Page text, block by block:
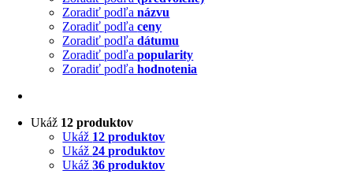
Zoradiť podľanázvu
Zoradiť podľaceny
Zoradiť podľadátumu
Zoradiť podľapopularity
Zoradiť podľahodnotenia
Ukáž 12 produktov
Ukáž 12 produktov
Ukáž24 produktov
Ukáž36 produktov